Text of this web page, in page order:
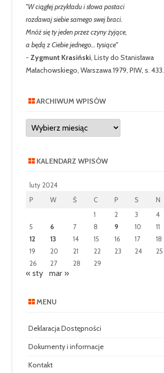
"W ciągłej przykładu i słowa postaci
rozdawaj siebie samego swej braci.
Mnóż się ty jeden przez czyny żyjące,
a będą z Ciebie jednego… tysiące"
- Zygmunt Krasiński, Listy do Stanisława
Małachowskiego, Warszawa 1979, PIW, s. 433.
ARCHIWUM WPISÓW
Archiwum
wpisów
KALENDARZ WPISÓW
luty 2024
P
W Ś C P S
N
1
2 3
4
5
6 7 8 9 10
11
12
13 14 15 16 17
18
19
20 21 22 23 24
25
26
27 28 29
« sty mar »
MENU
Deklaracja Dostępności
Dokumenty i informacje
Kontakt